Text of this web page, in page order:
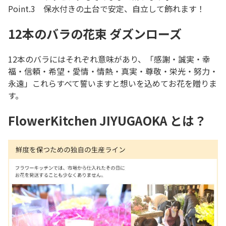
Point.3 保水付きの土台で安定、自立して飾れます！
12本のバラの花束 ダズンローズ
12本のバラにはそれぞれ意味があり、「感謝・誠実・幸
福・信頼・希望・愛情・情熱・真実・尊敬・栄光・努力・
永遠」これらすべて誓いますと想いを込めてお花を贈りま
す。
FlowerKitchen JIYUGAOKA とは？